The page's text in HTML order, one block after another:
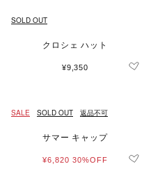
SOLD OUT
クロシェ ハット
¥9,350
SALE SOLD OUT 返品不可
サマー キャップ
¥6,820 30%OFF